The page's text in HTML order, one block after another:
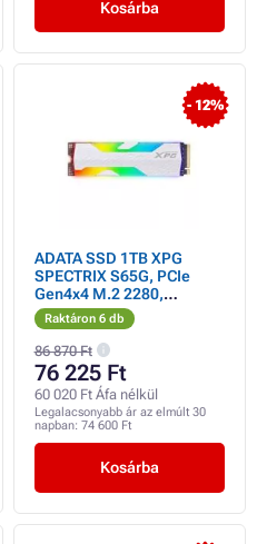
Kosárba
- 12%
ADATA SSD 1TB XPG
SPECTRIX S65G, PCIe
Gen4x4 M.2 2280,
(R:6000/W:4000 MB/s)
Raktáron 6 db
86 870 Ft
76 225 Ft
60 020 Ft Áfa nélkül
Legalacsonyabb ár az elmúlt 30
napban: 74 600 Ft
Kosárba